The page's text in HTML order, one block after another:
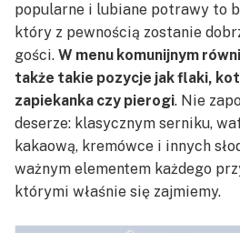
popularne i lubiane potrawy to
który z pewnością zostanie
gości. W menu komunijnym
także takie pozycje jak flaki,
zapiekanka czy pierogi. Nie
deserze: klasycznym serniku,
kakaową, kremówce i innych
ważnym elementem każdego
którymi właśnie się zajmiemy.